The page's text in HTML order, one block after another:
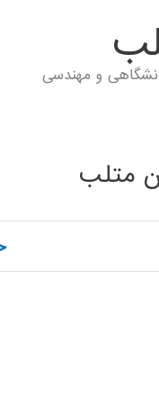
و مهندسی
متلب